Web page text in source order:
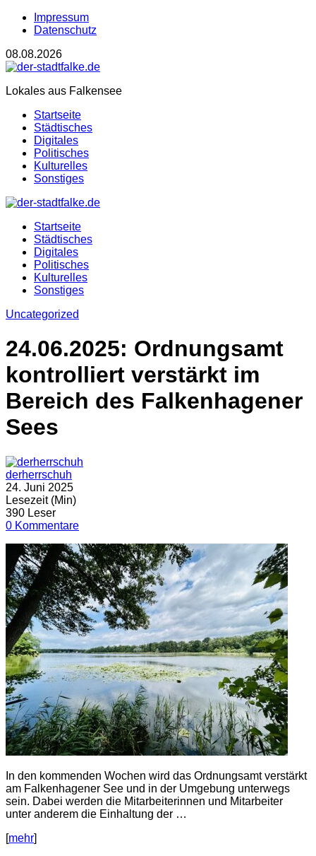
Impressum
Datenschutz
08.08.2026
Lokales aus Falkensee
Startseite
Städtisches
Digitales
Politisches
Kulturelles
Sonstiges
Startseite
Städtisches
Digitales
Politisches
Kulturelles
Sonstiges
Uncategorized
24.06.2025: Ordnungsamt
kontrolliert verstärkt im
Bereich des Falkenhagener
Sees
derherrschuh
24. Juni 2025
Lesezeit (Min)
390 Leser
0 Kommentare
In den kommenden Wochen wird das Ordnungsamt verstärkt
am Falkenhagener See und in der Umgebung unterwegs
sein. Dabei werden die Mitarbeiterinnen und Mitarbeiter
unter anderem die Einhaltung der …
[mehr]